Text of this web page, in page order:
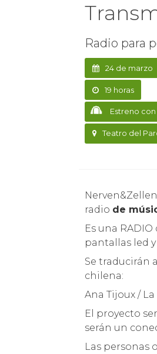
Radio para
24 de marzo
19 horas
Estreno
Teatro del
radio de
Es una
pantallas led y
Se traducirán
chilena:
Ana Tijoux /
El proyecto
serán un
Las personas